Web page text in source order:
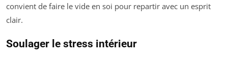
convient de faire le vide en soi pour repartir avec un esprit
clair.
Soulager le stress intérieur